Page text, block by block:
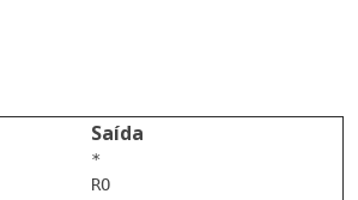
Saída
*
RO